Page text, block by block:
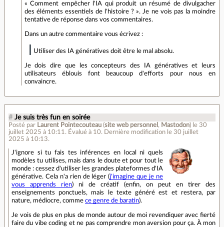
« Comment empêcher l'IA qui produit un résumé de divulgacher
des éléments essentiels de l'histoire ? ». Je ne vois pas la moindre
tentative de réponse dans vos commentaires.
Dans un autre commentaire vous écrivez :
Utiliser des IA génératives doit être le mal absolu.
Je dois dire que les concepteurs des IA génératives et leurs
utilisateurs éblouis font beaucoup d'efforts pour nous en
convaincre.
# Je suis très fun en soirée
Posté par Laurent Pointecouteau (site web personnel , Mastodon) le 30
juillet 2025 à 10:11 . Évalué à 10. Dernière modification le 30 juillet
2025 à 10:13.
J'ignore si tu fais tes inférences en local ni quels
modèles tu utilises, mais dans le doute et pour tout le
monde : cessez d'utiliser les grandes plateformes d'IA
générative. Cela n'a rien de léger (j'imagine que je ne
vous apprends rien) ni de créatif (enfin, on peut en tirer des
enseignements ponctuels, mais le texte généré est et restera, par
nature, médiocre, comme ce genre de baratin).
Je vois de plus en plus de monde autour de moi revendiquer avec fierté
faire du vibe coding et ne pas comprendre mon aversion pour ça. À mon